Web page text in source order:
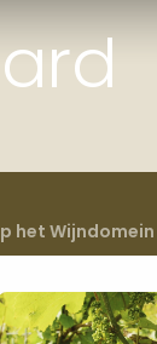
het Wijndomein